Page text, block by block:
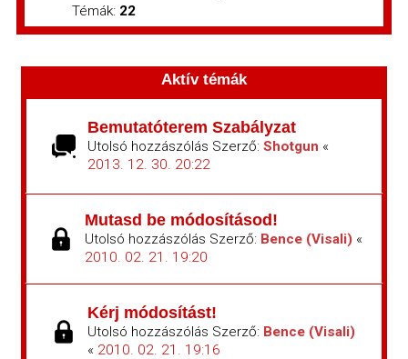
Témák: 22
Aktív témák
Bemutatóterem Szabályzat
Utolsó hozzászólás Szerző: Shotgun «
2013. 12. 30. 20:22
Mutasd be módosításod!
Utolsó hozzászólás Szerző: Bence (Visali)«
2010. 02. 21. 19:20
Kérj módosítást!
Utolsó hozzászólás Szerző: Bence (Visali)
« 2010. 02. 21. 19:16